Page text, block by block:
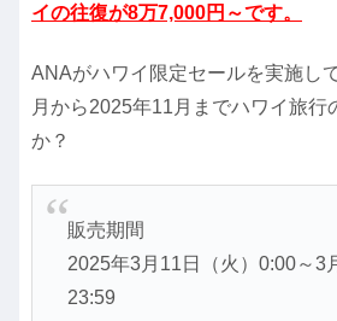
イの往復が8万7,000円～です。
ANAがハワイ限定セールを実施し
月から2025年11月までハワイ旅行
か？
販売期間
2025年3月11日（火）0:00～3
23:59